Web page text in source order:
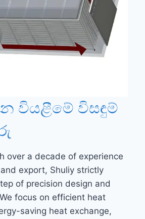
වියළීමේ විසඳුම්
over a decade of experience
export, Shuliy strictly
of precision design and
focus on efficient heat
saving heat exchange,